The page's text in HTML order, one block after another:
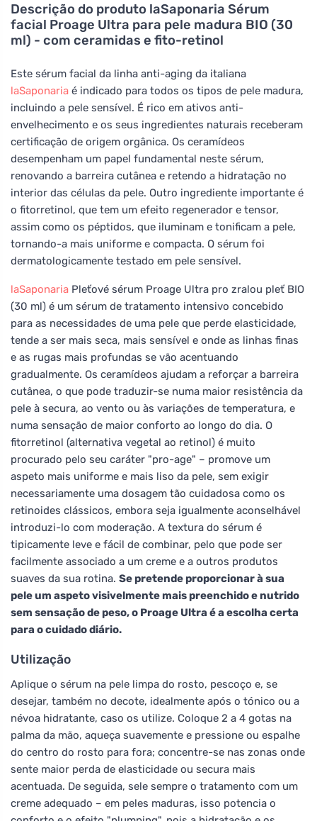
Descrição do produto laSaponaria Sérum
facial Proage Ultra para pele madura BIO (30
ml) - com ceramidas e fito-retinol
Este sérum facial da linha anti-aging da italiana
laSaponaria é indicado para todos os tipos de pele madura,
incluindo a pele sensível. É rico em ativos anti-
envelhecimento e os seus ingredientes naturais receberam
certificação de origem orgânica. Os ceramídeos
desempenham um papel fundamental neste sérum,
renovando a barreira cutânea e retendo a hidratação no
interior das células da pele. Outro ingrediente importante é
o fitorretinol, que tem um efeito regenerador e tensor,
assim como os péptidos, que iluminam e tonificam a pele,
tornando-a mais uniforme e compacta. O sérum foi
dermatologicamente testado em pele sensível.
laSaponaria Pleťové sérum Proage Ultra pro zralou pleť BIO
(30 ml) é um sérum de tratamento intensivo concebido
para as necessidades de uma pele que perde elasticidade,
tende a ser mais seca, mais sensível e onde as linhas finas
e as rugas mais profundas se vão acentuando
gradualmente. Os ceramídeos ajudam a reforçar a barreira
cutânea, o que pode traduzir-se numa maior resistência da
pele à secura, ao vento ou às variações de temperatura, e
numa sensação de maior conforto ao longo do dia. O
fitorretinol (alternativa vegetal ao retinol) é muito
procurado pelo seu caráter "pro-age" – promove um
aspeto mais uniforme e mais liso da pele, sem exigir
necessariamente uma dosagem tão cuidadosa como os
retinoides clássicos, embora seja igualmente aconselhável
introduzi-lo com moderação. A textura do sérum é
tipicamente leve e fácil de combinar, pelo que pode ser
facilmente associado a um creme e a outros produtos
suaves da sua rotina. Se pretende proporcionar à sua
pele um aspeto visivelmente mais preenchido e nutrido
sem sensação de peso, o Proage Ultra é a escolha certa
para o cuidado diário.
Utilização
Aplique o sérum na pele limpa do rosto, pescoço e, se
desejar, também no decote, idealmente após o tónico ou a
névoa hidratante, caso os utilize. Coloque 2 a 4 gotas na
palma da mão, aqueça suavemente e pressione ou espalhe
do centro do rosto para fora; concentre-se nas zonas onde
sente maior perda de elasticidade ou secura mais
acentuada. De seguida, sele sempre o tratamento com um
creme adequado – em peles maduras, isso potencia o